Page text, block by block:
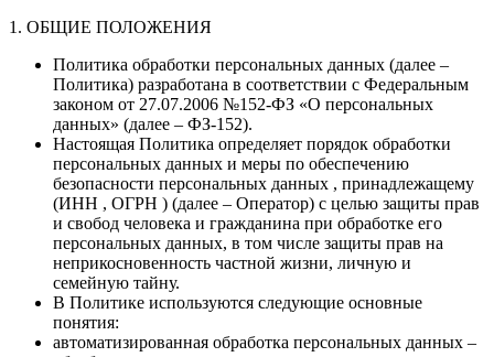
1. ОБЩИЕ ПОЛОЖЕНИЯ
Политика обработки персональных данных (далее –
Политика) разработана в соответствии с Федеральным
законом от 27.07.2006 №152-ФЗ «О персональных
данных» (далее – ФЗ-152).
Настоящая Политика определяет порядок обработки
персональных данных и меры по обеспечению
безопасности персональных данных , принадлежащему
(ИНН , ОГРН ) (далее – Оператор) с целью защиты прав
и свобод человека и гражданина при обработке его
персональных данных, в том числе защиты прав на
неприкосновенность частной жизни, личную и
семейную тайну.
В Политике используются следующие основные
понятия:
автоматизированная обработка персональных данных –